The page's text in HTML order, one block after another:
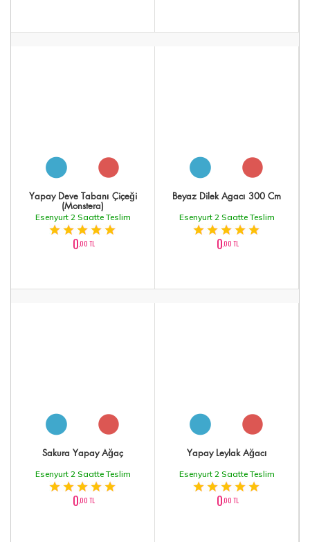
Yapay Deve Tabanı Çiçeği
(Monstera)
Esenyurt 2 Saatte Teslim
0,00 TL
Beyaz Dilek Agacı 300 Cm
Esenyurt 2 Saatte Teslim
0,00 TL
Sakura Yapay Ağaç
Esenyurt 2 Saatte Teslim
0,00 TL
Yapay Leylak Ağacı
Esenyurt 2 Saatte Teslim
0,00 TL